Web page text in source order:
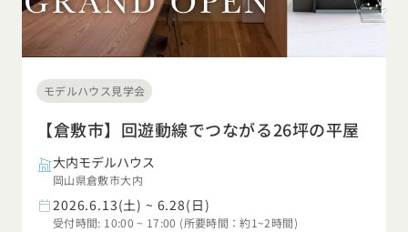
モデルハウス見学会
【倉敷市】回遊動線でつながる26坪の平屋
大内モデルハウス
岡山県倉敷市大内
2026.6.13(土) ~ 6.28(日)
受付時間: 10:00 ~ 17:00 (所要時間：約1~2時間)